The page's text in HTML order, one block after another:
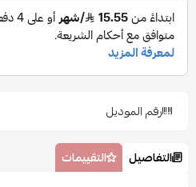
رقم الموديل
التفاصيل التقييمات